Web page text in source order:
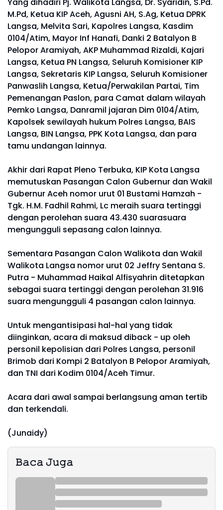
Yang dihadiri Pj. Walikota Langsa, Dr. Syaridin, S.Pd.
M.Pd, Ketua KIP Aceh, Agusni AH, S.Ag, Ketua DPRK
Langsa, Melvita Sari, Kapolres Langsa, Kasdim
0104/Atim, Mayor Inf Hanafi, Danki 2 Batalyon B
Pelopor Aramiyah, AKP Muhammad Rizaldi, Kajari
Langsa, Ketua PN Langsa, Seluruh Komisioner KIP
Langsa, Sekretaris KIP Langsa, Seluruh Komisioner
Panwaslih Langsa, Ketua/Perwakilan Partai, Tim
Pemenangan Paslon, para Camat dalam wilayah
Pemko Langsa, Danramil jajaran Dim 0104/Atim,
Kapolsek sewilayah hukum Polres Langsa, BAIS
Langsa, BIN Langsa, PPK Kota Langsa, dan para
tamu undangan lainnya.
Akhir dari Rapat Pleno Terbuka, KIP Kota Langsa
memutuskan Pasangan Calon Gubernur dan Wakil
Gubernur Aceh nomor urut 01 Bustami Hamzah -
Tgk. H.M. Fadhil Rahmi, Lc meraih suara tertinggi
dengan perolehan suara 43.430 suarasuara
mengungguli sepasang calon lainnya.
Sementara Pasangan Calon Walikota dan Wakil
Walikota Langsa nomor urut 02 Jeffry Sentana S.
Putra - Muhammad Haikal Alfisyahrin ditetapkan
sebagai suara tertinggi dengan perolehan 31.916
suara mengungguli 4 pasangan calon lainnya.
Untuk mengantisipasi hal-hal yang tidak
diinginkan, acara di maksud diback - up oleh
personil kepolisian dari Polres Langsa, personil
Brimob dari Kompi 2 Batalyon B Pelopor Aramiyah,
dan TNI dari Kodim 0104/Aceh Timur.
Acara dari awal sampai berlangsung aman tertib
dan terkendali.
(Junaidy)
𝙱𝚊𝚌𝚊 𝙹𝚞𝚐𝚊